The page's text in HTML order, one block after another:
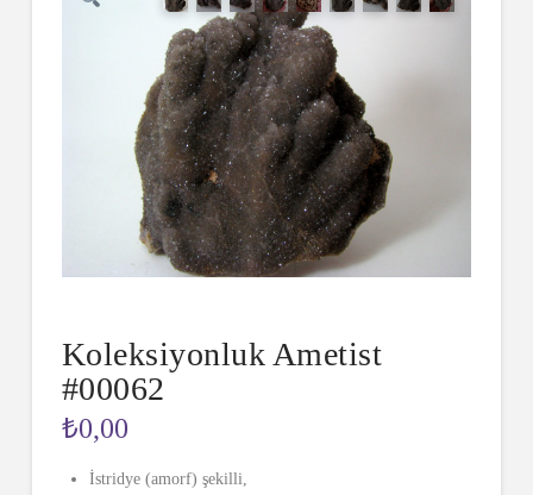
Koleksiyonluk Ametist
#00062
₺0,00
İstridye (amorf) şekilli,